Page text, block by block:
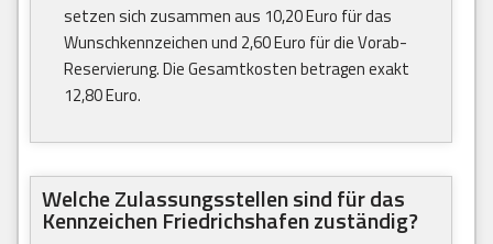
setzen sich zusammen aus 10,20 Euro für das
Wunschkennzeichen und 2,60 Euro für die Vorab-
Reservierung. Die Gesamtkosten betragen exakt
12,80 Euro.
Welche Zulassungsstellen sind für das
Kennzeichen Friedrichshafen zuständig?